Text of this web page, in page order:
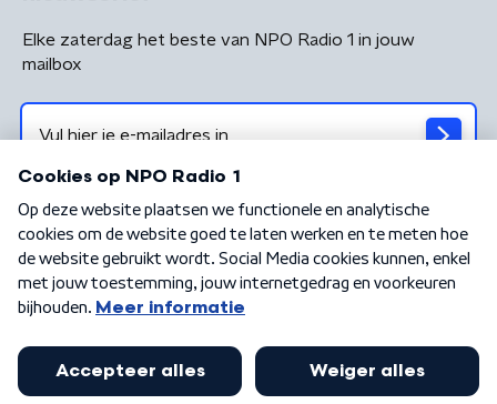
Elke zaterdag het beste van NPO Radio 1 in jouw
mailbox
Algemene voorwaarden